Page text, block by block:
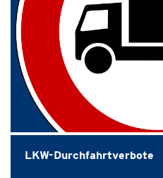
LKW-Durchfahrtverbote